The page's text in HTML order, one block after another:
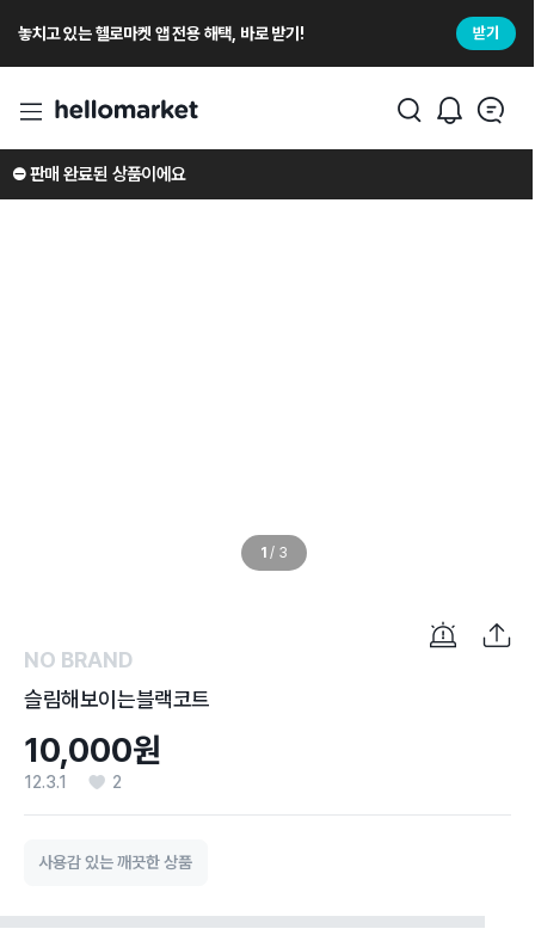
놓치고 있는 헬로마켓 앱 전용 해택, 바로 받기! 받기
1 / 3
⛔️ 판매 완료된 상품이에요
NO BRAND
슬림해보이는블랙코트
10,000원
12.3.1 2
사용감 있는 깨끗한 상품